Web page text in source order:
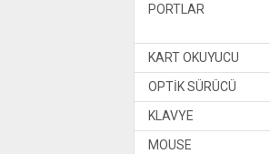
PORTLAR
KART OKUYUCU
OPTİK SÜRÜCÜ
KLAVYE
MOUSE